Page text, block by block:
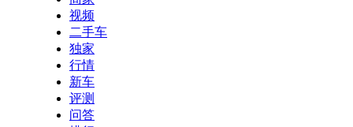
视频
二手车
独家
行情
新车
评测
问答